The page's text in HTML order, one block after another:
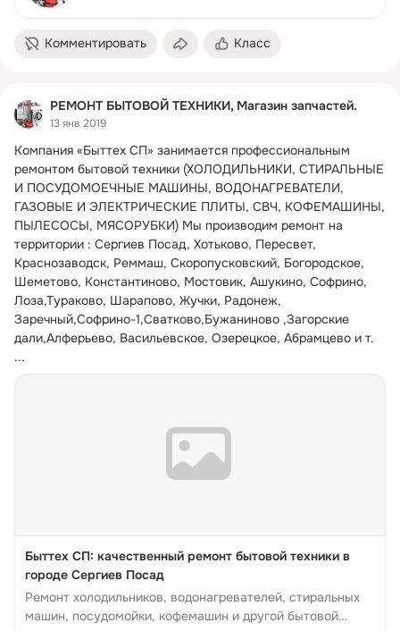
Комментировать Класс
РЕМОНТ БЫТОВОЙ ТЕХНИКИ, Магазин запчастей.
13 янв 2019
Компания «Быттех СП» занимается профессиональным
ремонтом бытовой техники (ХОЛОДИЛЬНИКИ, СТИРАЛЬНЫЕ
И ПОСУДОМОЕЧНЫЕ МАШИНЫ, ВОДОНАГРЕВАТЕЛИ,
ГАЗОВЫЕ И ЭЛЕКТРИЧЕСКИЕ ПЛИТЫ, СВЧ, КОФЕМАШИНЫ,
ПЫЛЕСОСЫ, МЯСОРУБКИ) Мы производим ремонт на
территории : Сергиев Посад, Хотьково, Пересвет,
Краснозаводск, Реммаш, Скоропусковский, Богородское,
Шеметово, Константиново, Мостовик, Ашукино, Софрино,
Лоза,Тураково, Шарапово, Жучки, Радонеж,
Заречный,Софрино-1,Сватково,Бужаниново ,Загорские
дали,Алферьево, Васильевское, Озерецкое, Абрамцево и т.
...
Быттех СП: качественный ремонт бытовой техники в
городе Сергиев Посад
Ремонт холодильников, водонагревателей, стиральных
машин, посудомойки, кофемашин и другой бытовой